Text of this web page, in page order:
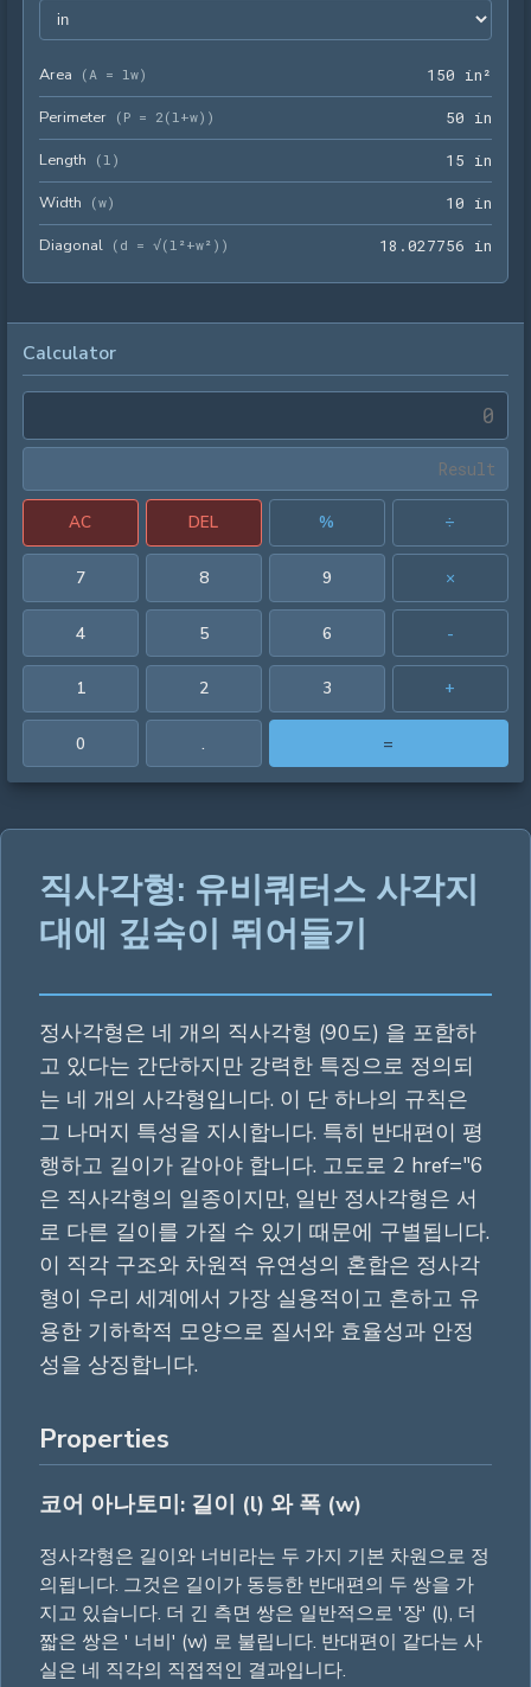
Area (A = lw) 1 50 in²
Perimeter ( P = 2(l+w) ) 50 in
Length ( l ) 1 5 in
Width (w) 10 in
Diagonal ( d = √(l²+w²) ) 1 8 .027756 in
Calculator
AC DEL % ÷
7 8 9 ×
4 5 6 -
1 2 3 +
0 . =
직사각형: 유비쿼터스 사각지
대에 깊숙이 뛰어들기
정사각형은 네 개의 직사각형 (90도) 을 포함하
고 있다는 간단하지만 강력한 특징으로 정의되
는 네 개의 사각형입니다. 이 단 하나의 규칙은
그 나머지 특성을 지시합니다. 특히 반대편이 평
행하고 길이가 같아야 합니다. 고도로 2 href="6
은 직사각형의 일종이지만, 일반 정사각형은 서
로 다른 길이를 가질 수 있기 때문에 구별됩니다.
이 직각 구조와 차원적 유연성의 혼합은 정사각
형이 우리 세계에서 가장 실용적이고 흔하고 유
용한 기하학적 모양으로 질서와 효율성과 안정
성을 상징합니다.
Properties
코어 아나토미: 길이 (l) 와 폭 (w)
정사각형은 길이와 너비라는 두 가지 기본 차원으로 정
의됩니다. 그것은 길이가 동등한 반대편의 두 쌍을 가
지고 있습니다. 더 긴 측면 쌍은 일반적으로 '장' (l), 더
짧은 쌍은 ' 너비' (w) 로 불립니다. 반대편이 같다는 사
실은 네 직각의 직접적인 결과입니다.